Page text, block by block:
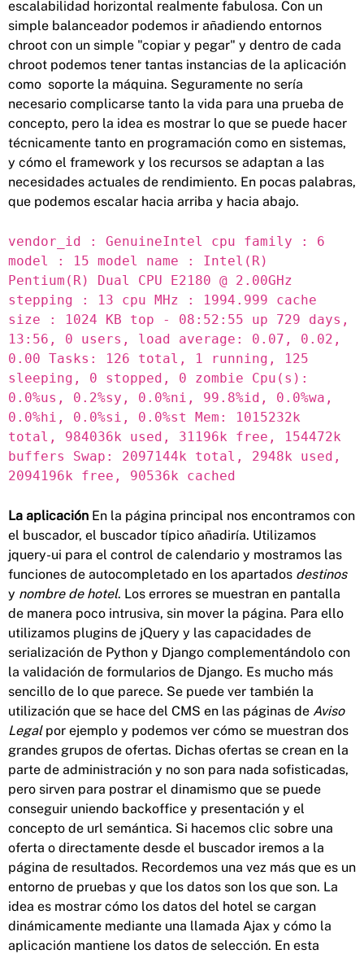
escalabilidad horizontal realmente fabulosa. Con un
simple balanceador podemos ir añadiendo entornos
chroot con un simple "copiar y pegar" y dentro de cada
chroot podemos tener tantas instancias de la aplicación
como soporte la máquina. Seguramente no sería
necesario complicarse tanto la vida para una prueba de
concepto, pero la idea es mostrar lo que se puede hacer
técnicamente tanto en programación como en sistemas,
y cómo el framework y los recursos se adaptan a las
necesidades actuales de rendimiento. En pocas palabras,
que podemos escalar hacia arriba y hacia abajo.
vendor_id : GenuineIntel cpu family : 6
model : 15 model name : Intel(R)
Pentium(R) Dual CPU E2180 @ 2.00GHz
stepping : 13 cpu MHz : 1994.999 cache
size : 1024 KB top - 08:52:55 up 729 days,
13:56, 0 users, load average: 0.07, 0.02,
0.00 Tasks: 126 total, 1 running, 125
sleeping, 0 stopped, 0 zombie Cpu(s):
0.0%us, 0.2%sy, 0.0%ni, 99.8%id, 0.0%wa,
0.0%hi, 0.0%si, 0.0%st Mem: 1015232k
total, 984036k used, 31196k free, 154472k
buffers Swap: 2097144k total, 2948k used,
2094196k free, 90536k cached
La aplicación En la página principal nos encontramos con
el buscador, el buscador típico añadiría. Utilizamos
jquery-ui para el control de calendario y mostramos las
funciones de autocompletado en los apartados destinos
y nombre de hotel. Los errores se muestran en pantalla
de manera poco intrusiva, sin mover la página. Para ello
utilizamos plugins de jQuery y las capacidades de
serialización de Python y Django complementándolo con
la validación de formularios de Django. Es mucho más
sencillo de lo que parece. Se puede ver también la
utilización que se hace del CMS en las páginas de Aviso
Legalpor ejemplo y podemos ver cómo se muestran dos
grandes grupos de ofertas. Dichas ofertas se crean en la
parte de administración y no son para nada sofisticadas,
pero sirven para postrar el dinamismo que se puede
conseguir uniendo backoffice y presentación y el
concepto de url semántica. Si hacemos clic sobre una
oferta o directamente desde el buscador iremos a la
página de resultados. Recordemos una vez más que es un
entorno de pruebas y que los datos son los que son. La
idea es mostrar cómo los datos del hotel se cargan
dinámicamente mediante una llamada Ajax y cómo la
aplicación mantiene los datos de selección. En esta